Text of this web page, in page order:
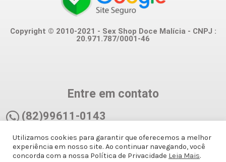
Copyright © 2010-2021 - Sex Shop Doce Malícia - CNPJ :
20.971.787/0001-46
Entre em contato
(82)99611-0143
(82)99611-0143
Utilizamos cookies para garantir que oferecemos a melhor
experiência em nosso site. Ao continuar navegando, você
concorda com a nossa Política de Privacidade Leia Mais.